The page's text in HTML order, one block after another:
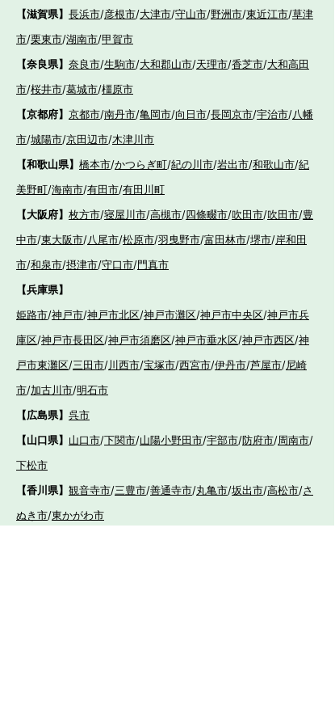
【滋賀県】 長浜市/彦根市/大津市/守山市/野洲市/東近江市/草津
市/栗東市/湖南市/甲賀市
【奈良県】 奈良市/生駒市/大和郡山市/天理市/香芝市/大和高田
市/桜井市/葛城市/橿原市
【京都府】 京都市/南丹市/亀岡市/向日市/長岡京市/宇治市/八幡
市/城陽市/京田辺市/木津川市
【和歌山県】 橋本市/かつらぎ町/紀の川市/岩出市/和歌山市/紀
美野町/海南市/有田市/有田川町
【大阪府】 枚方市/寝屋川市/高槻市/四條畷市/吹田市/吹田市/豊
中市/東大阪市/八尾市/松原市/羽曳野市/富田林市/堺市/岸和田
市/和泉市/摂津市/守口市/門真市
【兵庫県】
姫路市/神戸市/神戸市北区/神戸市灘区/神戸市中央区/神戸市兵
庫区/神戸市長田区/神戸市須磨区/神戸市垂水区/神戸市西区/神
戸市東灘区/三田市/川西市/宝塚市/西宮市/伊丹市/芦屋市/尼崎
市/加古川市/明石市
【広島県】 呉市
【山口県】 山口市/下関市/山陽小野田市/宇部市/防府市/周南市/
下松市
【香川県】 観音寺市/三豊市/善通寺市/丸亀市/坂出市/高松市/さ
ぬき市/東かがわ市